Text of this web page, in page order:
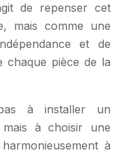
de repenser cet
mais comme une
et de
chaque pièce de la
à installer un
mais à choisir une
à